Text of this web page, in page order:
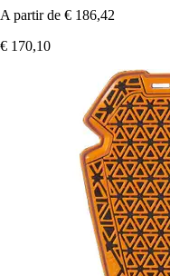
A partir de € 186,42
€ 170,10